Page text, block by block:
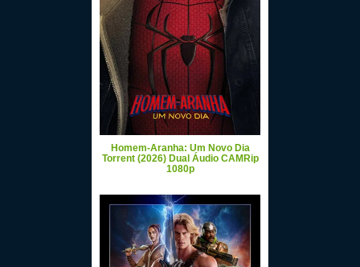
Homem-Aranha: Um Novo Dia
Torrent (2026) Dual Áudio CAMRip
1080p